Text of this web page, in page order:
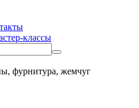
классы
фурнитура, жемчуг